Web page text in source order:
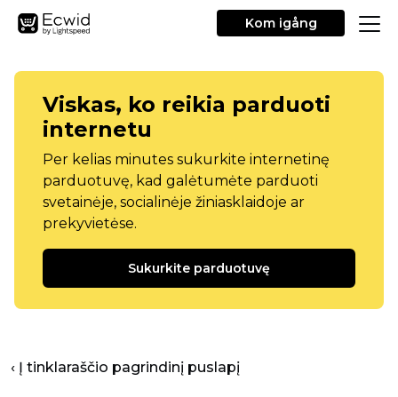
Kom igång
Viskas, ko reikia parduoti
internetu
Per kelias minutes sukurkite internetinę
parduotuvę, kad galėtumėte parduoti
svetainėje, socialinėje žiniasklaidoje ar
prekyvietėse.
Sukurkite parduotuvę
‹ Į tinklaraščio pagrindinį puslapį